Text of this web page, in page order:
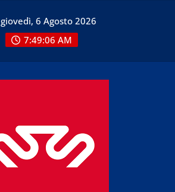
giovedì, 6 Agosto 2026
7:49:07 AM